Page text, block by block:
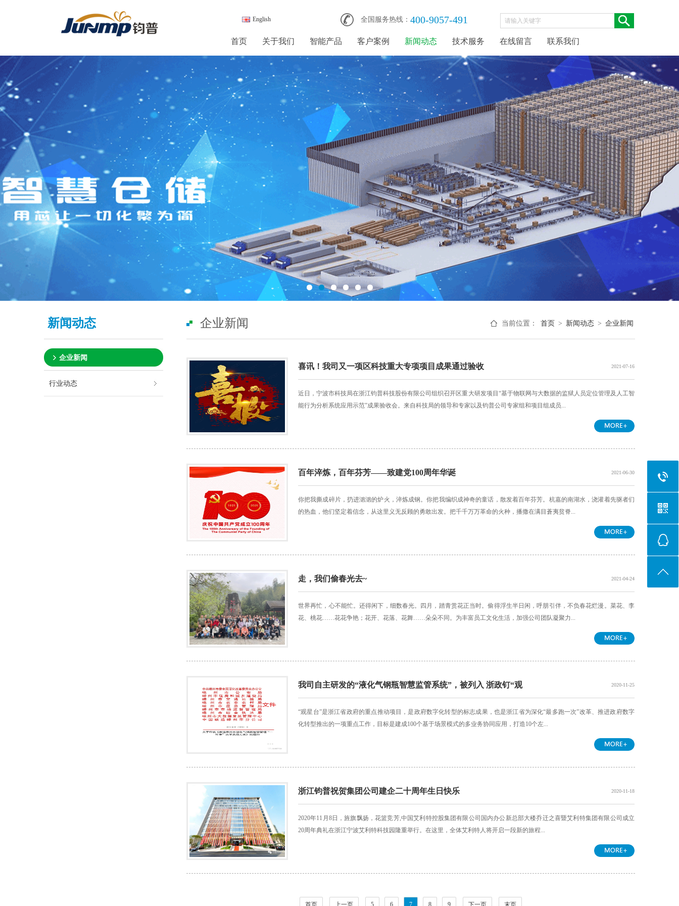
全国服务热线： 400-9057-491
English
首页 关于我们 智能产品 客户案例 新闻动态 技术服务 在线留言 联系我们
新闻动态
企业新闻
行业动态
当前位置： 首页 > 新闻动态 > 企业新闻
企业新闻
2021-07-16
喜讯！我司又一项区科技重大专项项目成果通过验收
近日，宁波市科技局在浙江钧普科技股份有限公司组织召开区重大研发项目“基于物联网与大数据的监狱人员定位管理及人工智
能行为分析系统应用示范”成果验收会。来自科技局的领导和专家以及钧普公司专家组和项目组成员...
2021-06-30
百年淬炼，百年芬芳——致建党100周年华诞
你把我撕成碎片，扔进汹汹的炉火，淬炼成钢。你把我编织成神奇的童话，散发着百年芬芳。杭嘉的南湖水，浇灌着先驱者们
的热血，他们坚定着信念，从这里义无反顾的勇敢出发。把千千万万革命的火种，播撒在满目蒼夷贫脊...
2021-04-24
走，我们偷春光去~
世界再忙，心不能忙。还得闲下，细数春光。四月，踏青赏花正当时。偷得浮生半日闲，呼朋引伴，不负春花烂漫。菜花、李
花、桃花……花花争艳；花开、花落、花舞……朵朵不同。为丰富员工文化生活，加强公司团队凝聚力...
2020-11-25
我司自主研发的“液化气钢瓶智慧监管系统”，被列入 浙政钉“观
“观星台”是浙江省政府的重点推动项目，是政府数字化转型的标志成果，也是浙江省为深化“最多跑一次”改革、推进政府数字
化转型推出的一项重点工作，目标是建成100个基于场景模式的多业务协同应用，打造10个左...
2020-11-18
浙江钧普祝贺集团公司建企二十周年生日快乐
2020年11月8日，旌旗飘扬，花篮竞芳,中国艾利特控股集团有限公司国内办公新总部大楼乔迁之喜暨艾利特集团有限公司成立
20周年典礼在浙江宁波艾利特科技园隆重举行。在这里，全体艾利特人将开启一段新的旅程...
首页 上一页 5 6 7 8 9 下一页 末页